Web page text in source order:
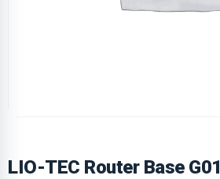
LIO-TEC Router Base G01